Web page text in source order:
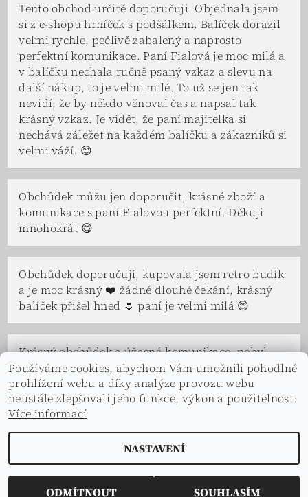
Tento obchod určitě doporučuji. Objednala jsem
si z e-shopu hrníček s podšálkem. Balíček dorazil
velmi rychle, pečlivě zabalený a naprosto
perfektní komunikace. Paní Fialová je moc milá a
v balíčku nechala ručně psaný vzkaz a slevu na
další nákup, to je velmi milé. To už se jen tak
nevidí, že by někdo věnoval čas a napsal tak
krásný vzkaz. Je vidět, že paní majitelka si
nechává záležet na každém balíčku a zákazníků si
velmi váží. 😊
Obchůdek můžu jen doporučit, krásné zboží a
komunikace s paní Fialovou perfektní. Děkuji
mnohokrát 😋
Obchůdek doporučuji, kupovala jsem retro budík
a je moc krásný ❤️ žádné dlouhé čekání, krásný
balíček přišel hned 🌷 paní je velmi milá 😊
Krásný obchůdek a úžasná komunikace, nebyl
problém se na čemkoliv domluvit. Paní Fialová a
celá její rodina je velice vstřícná a ochotná, ve
všem nám vyšli vstříc a s úsměvem. Děkuji.
2026 © Dekorace s příběhem, všechna práva vyhrazena
Vytvořil Shoptet
Používáme cookies, abychom Vám umožnili pohodlné
prohlížení webu a díky analýze provozu webu
neustále zlepšovali jeho funkce, výkon a použitelnost.
Více informací
NASTAVENÍ
ODMÍTNOUT SOUHLASÍM